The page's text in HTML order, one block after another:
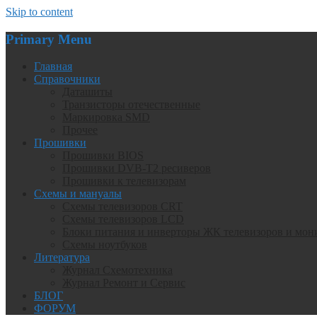
Skip to content
Primary Menu
Главная
Справочники
Прошивки
Схемы и мануалы
Литература
БЛОГ
ФОРУМ